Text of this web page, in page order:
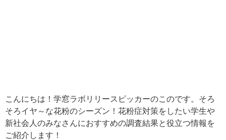
こんにちは！学窓ラボリリースピッカーのこのです。そろ
そろイヤ～な花粉のシーズン！花粉症対策をしたい学生や
新社会人のみなさんにおすすめの調査結果と役立つ情報を
ご紹介します！